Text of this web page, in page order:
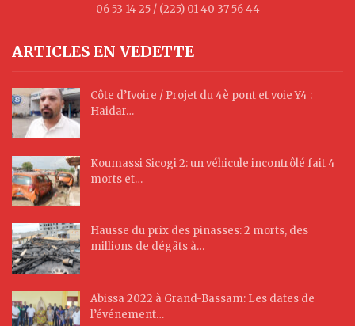
06 53 14 25 / (225) 01 40 37 56 44
ARTICLES EN VEDETTE
Côte d’Ivoire / Projet du 4è pont et voie Y4 :
Haidar…
Koumassi Sicogi 2: un véhicule incontrôlé fait 4
morts et…
Hausse du prix des pinasses: 2 morts, des
millions de dégâts à…
Abissa 2022 à Grand-Bassam: Les dates de
l’événement…